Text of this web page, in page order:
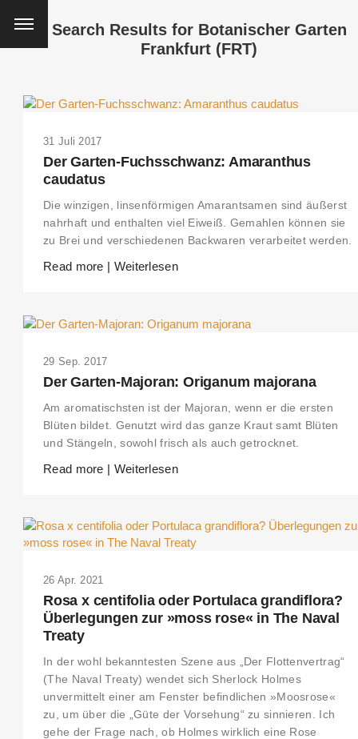
Search Results for Botanischer Garten
Frankfurt (FRT)
31 Juli 2017
Der Garten-Fuchsschwanz: Amaranthus
caudatus
Die winzigen, linsenförmigen Amarantsamen sind äußerst
nahrhaft und enthalten viel Eiweiß. Gemahlen können sie
zu Brei und verschiedenen Backwaren verarbeitet werden.
Read more | Weiterlesen
29 Sep. 2017
Der Garten-Majoran: Origanum majorana
Am aromatischsten ist der Majoran, wenn er die ersten
Blüten bildet. Genutzt wird das ganze Kraut samt Blüten
und Stängeln, sowohl frisch als auch getrocknet.
Read more | Weiterlesen
26 Apr. 2021
Rosa x centifolia oder Portulaca grandiflora?
Überlegungen zur »moss rose« in The Naval
Treaty
In der wohl bekanntesten Szene aus „Der Flottenvertrag“
(The Naval Treaty) wendet sich Sherlock Holmes
unvermittelt einer am Fenster befindlichen »Moosrose«
zu, um über die „Güte der Vorsehung“ zu sinnieren. Ich
gehe der Frage nach, ob Holmes wirklich eine Rose